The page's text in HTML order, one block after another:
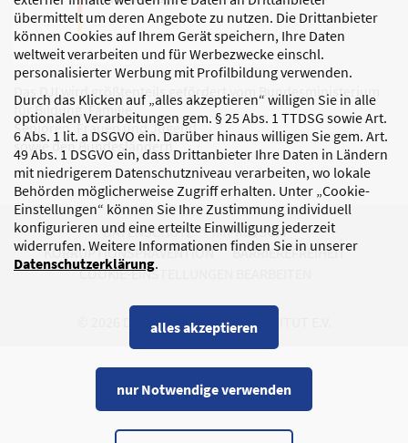
übermittelt um deren Angebote zu nutzen. Die Drittanbieter
können Cookies auf Ihrem Gerät speichern, Ihre Daten
weltweit verarbeiten und für Werbezwecke einschl.
personalisierter Werbung mit Profilbildung verwenden.
Durch das Klicken auf „alles akzeptieren“ willigen Sie in alle
optionalen Verarbeitungen gem. § 25 Abs. 1 TTDSG sowie Art.
6 Abs. 1 lit. a DSGVO ein. Darüber hinaus willigen Sie gem. Art.
49 Abs. 1 DSGVO ein, dass Drittanbieter Ihre Daten in Ländern
mit niedrigerem Datenschutzniveau verarbeiten, wo lokale
Behörden möglicherweise Zugriff erhalten. Unter „Cookie-
Einstellungen“ können Sie Ihre Zustimmung individuell
konfigurieren und eine erteilte Einwilligung jederzeit
widerrufen. Weitere Informationen finden Sie in unserer
Datenschutzerklärung.
alles akzeptieren
nur Notwendige verwenden
Das DJI wird größtenteils gefördert vom Bundesministerium
für Bildung, Familie,
Senioren, Frauen und Jugend
sowie den Bundesländern.
DATENSCHUTZ
IMPRESSUM
KORRUPTIONSPRÄVENTION
BARRIEREFREIHEIT
COOKIE-EINSTELLUNGEN BEARBEITEN
© 2026 DEUTSCHES JUGENDINSTITUT E.V.